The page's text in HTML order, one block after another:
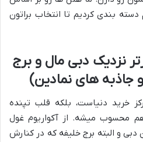
دسته بندی کردیم تا انتخاب براتون
نزدیک دبی مال و برج
جاذبه های نمادین)
خرید دنیاست، بلکه قلب تپنده
محسوب میشه. از آکواریوم غول
و البته برج خلیفه که در کنارش